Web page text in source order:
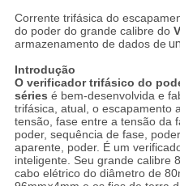
Corrente trifásica do
do poder do grande calibre do
armazenamento de dados de
Introdução
O verificador trifásico do
séries é bem-desenvolvida e
trifásica, atual, o escapamento
tensão, fase entre a tensão da
poder, sequência de fase,
aparente, poder. É um
inteligente. Seu grande calibre
cabo elétrico do diâmetro de